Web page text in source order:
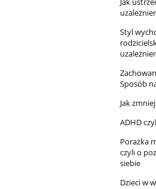
Styl
Sposób
Jak
ADHD
Porażka
czyli o
siebie
Dzieci w